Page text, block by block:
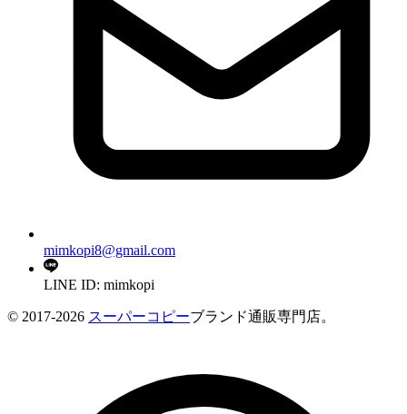
mimkopi8@gmail.com
LINE ID: mimkopi
© 2017-2026 スーパーコピーブランド通販専門店。